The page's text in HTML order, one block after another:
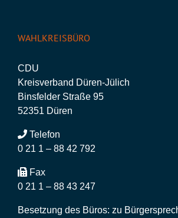
WAHLKREISBÜRO
CDU
Kreisverband Düren-Jülich
Binsfelder Straße 95
52351 Düren
Telefon
0 21 1 – 88 42 792
Fax
0 21 1 – 88 43 247
Besetzung des Büros: zu